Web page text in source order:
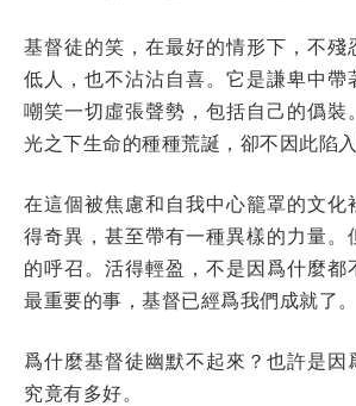
基督徒的笑，在最好的情形下，不殘
低人，也不沾沾自喜。它是謙卑中帶
嘲笑一切虛張聲勢，包括自己的僞裝
光之下生命的種種荒誕，卻不因此陷入
在這個被焦慮和自我中心籠罩的文化
得奇異，甚至帶有一種異樣的力量。
的呼召。活得輕盈，不是因爲什麼都
最重要的事，基督已經爲我們成就了。
爲什麼基督徒幽默不起來？也許是因
究竟有多好。